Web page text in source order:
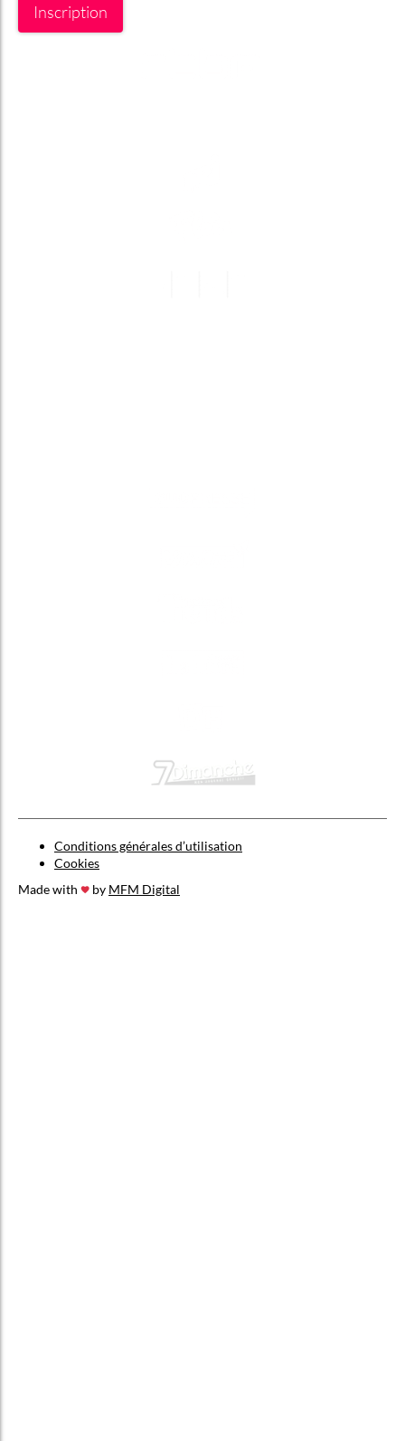
Inscription
Conditions générales d’utilisation
Cookies
Made with
by MFM Digital